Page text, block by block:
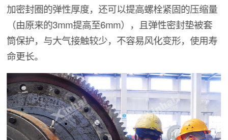
加密封圈的弹性厚度，还可以提高螺栓紧固的压缩量
（由原来的3mm提高至6mm），且弹性密封垫被套
筒保护，与大气接触较少，不容易风化变形，使用寿
命更长。